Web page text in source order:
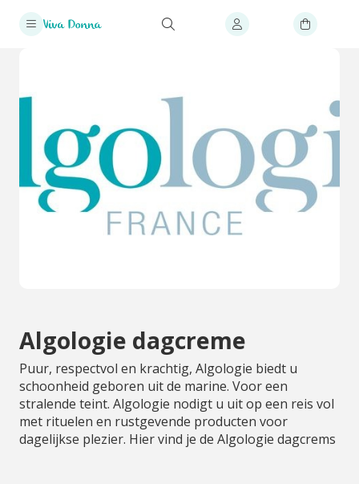
Algologie dagcreme
Puur, respectvol en krachtig, Algologie biedt u
schoonheid geboren uit de marine. Voor een
stralende teint. Algologie nodigt u uit op een reis vol
met rituelen en rustgevende producten voor
dagelijkse plezier. Hier vind je de Algologie dagcrems